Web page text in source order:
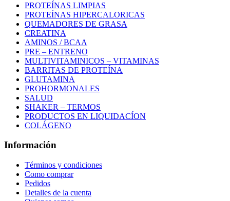
PROTEÍNAS LIMPIAS
PROTEÍNAS HIPERCALORICAS
QUEMADORES DE GRASA
CREATINA
AMINOS / BCAA
PRE – ENTRENO
MULTIVITAMINICOS – VITAMINAS
BARRITAS DE PROTEÍNA
GLUTAMINA
PROHORMONALES
SALUD
SHAKER – TERMOS
PRODUCTOS EN LIQUIDACÍON
COLÁGENO
Información
Términos y condiciones
Como comprar
Pedidos
Detalles de la cuenta